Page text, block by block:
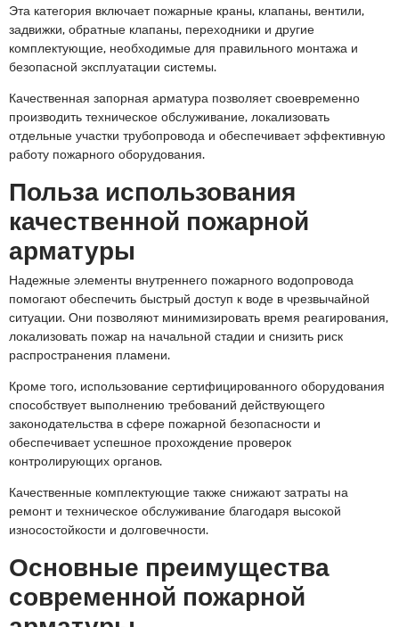
Эта категория включает пожарные краны, клапаны, вентили,
задвижки, обратные клапаны, переходники и другие
комплектующие, необходимые для правильного монтажа и
безопасной эксплуатации системы.
Качественная запорная арматура позволяет своевременно
производить техническое обслуживание, локализовать
отдельные участки трубопровода и обеспечивает эффективную
работу пожарного оборудования.
Польза использования
качественной пожарной
арматуры
Надежные элементы внутреннего пожарного водопровода
помогают обеспечить быстрый доступ к воде в чрезвычайной
ситуации. Они позволяют минимизировать время реагирования,
локализовать пожар на начальной стадии и снизить риск
распространения пламени.
Кроме того, использование сертифицированного оборудования
способствует выполнению требований действующего
законодательства в сфере пожарной безопасности и
обеспечивает успешное прохождение проверок
контролирующих органов.
Качественные комплектующие также снижают затраты на
ремонт и техническое обслуживание благодаря высокой
износостойкости и долговечности.
Основные преимущества
современной пожарной